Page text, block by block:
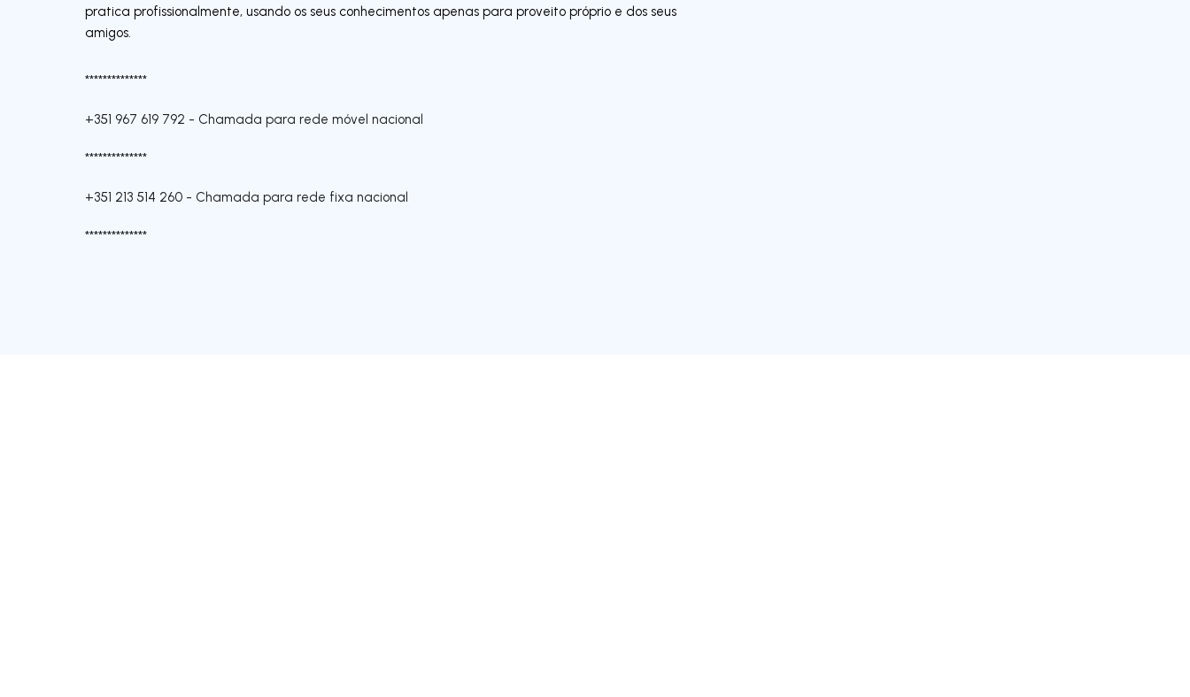
pratica profissionalmente, usando os seus conhecimentos apenas para proveito próprio e dos seus
amigos.
**************
+351 967 619 792 - Chamada para rede móvel nacional
**************
+351 213 514 260 - Chamada para rede fixa nacional
**************